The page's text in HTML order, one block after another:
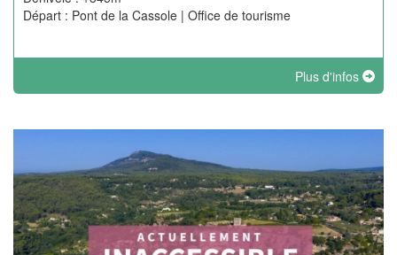
Départ : Pont de la Cassole | Office de tourisme
Plus d'infos